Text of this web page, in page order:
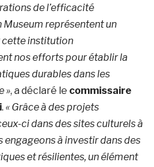
de l’efficacité
représentent un
cette institution
nos efforts pour établir la
durables dans les
», a déclaré le commissaire
. « Grâce à des projets
ci dans des sites culturels à
engageons à investir dans des
et résilientes, un élément